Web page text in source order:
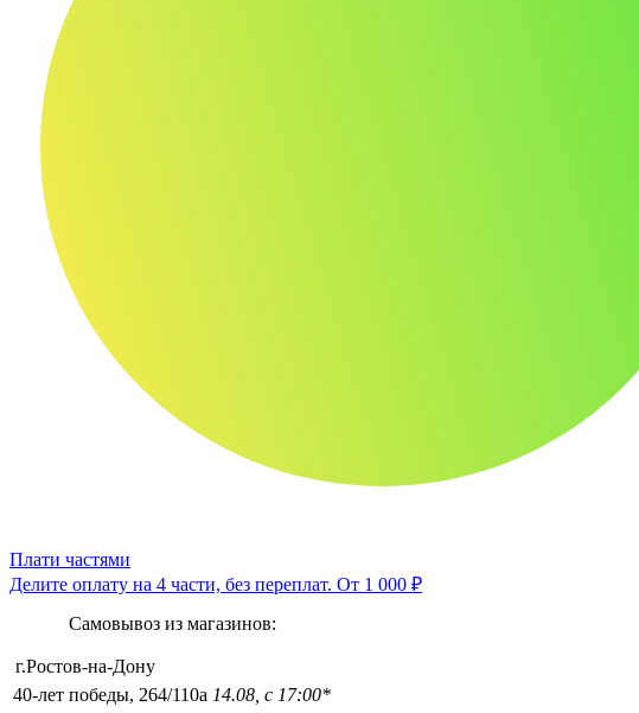
Плати частями
Делите оплату на 4 части, без переплат. От 1 000 ₽
Самовывоз из магазинов:
г.Ростов-на-Дону
40-лет победы, 264/110а 14.08, с 17:00*